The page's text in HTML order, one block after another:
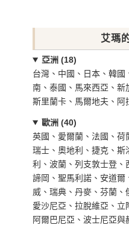
艾瑪
亞洲 (18)
台灣、中國、日本、韓
南、泰國、馬來西亞、新
斯里蘭卡、馬爾地夫、
歐洲 (40)
英國、愛爾蘭、法國、荷
瑞士、奧地利、捷克、
利、波蘭、列支敦士登
諦岡、聖馬利諾、安道
威、瑞典、丹麥、芬蘭、
愛沙尼亞、拉脫維亞、立
阿爾巴尼亞、波士尼亞